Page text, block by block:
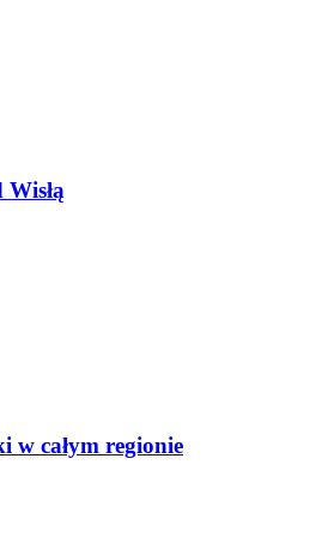
w całym regionie